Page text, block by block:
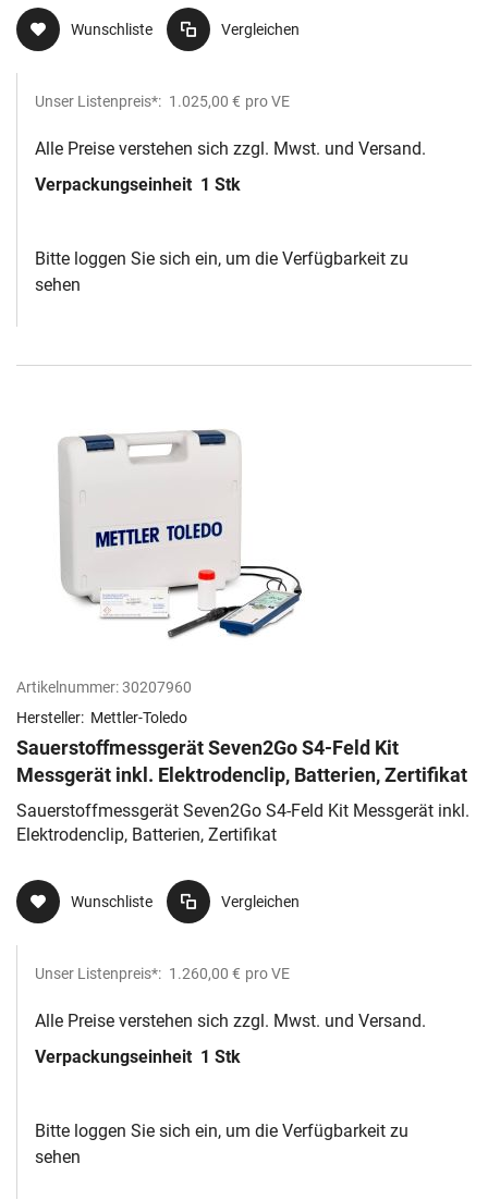
Wunschliste Vergleichen
Unser Listenpreis*: 1.025,00 € pro VE
Alle Preise verstehen sich zzgl. Mwst. und Versand.
Verpackungseinheit 1 Stk
Bitte loggen Sie sich ein, um die Verfügbarkeit zu
sehen
Artikelnummer:30207960
Hersteller: Mettler-Toledo
Sauerstoffmessgerät Seven2Go S4-Feld Kit
Messgerät inkl. Elektrodenclip, Batterien, Zertifikat
Sauerstoffmessgerät Seven2Go S4-Feld Kit Messgerät inkl.
Elektrodenclip, Batterien, Zertifikat
Wunschliste Vergleichen
Unser Listenpreis*: 1.260,00 € pro VE
Alle Preise verstehen sich zzgl. Mwst. und Versand.
Verpackungseinheit 1 Stk
Bitte loggen Sie sich ein, um die Verfügbarkeit zu
sehen